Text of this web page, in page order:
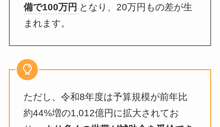
備で100万円 となり、20万円もの差が生
まれます。
ただし、令和8年度は予算規模が前年比
約44%増の1,012億円に拡大されてお